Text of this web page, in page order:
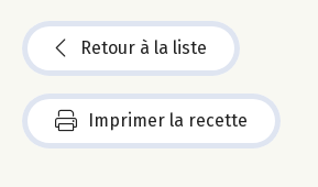
Retour à la liste
Imprimer la recette